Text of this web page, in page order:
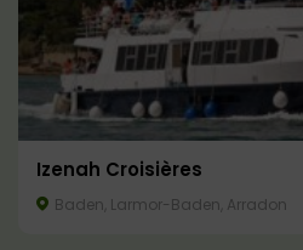
Izenah Croisières
Baden, Larmor-Baden, Arradon